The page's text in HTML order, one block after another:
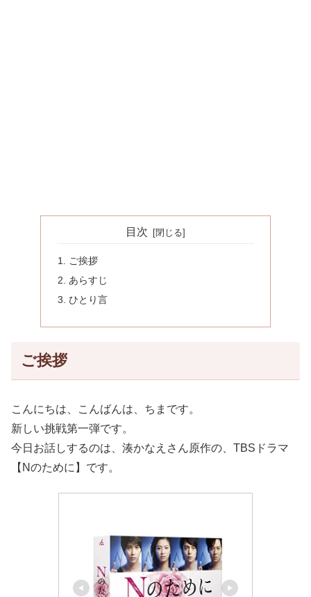
目次
ご挨拶
あらすじ
ひとり言
ご挨拶
こんにちは、こんばんは、ちまです。
新しい挑戦第一弾です。
今日お話しするのは、湊かなえさん原作の、TBSドラマ
【Nのために】です。